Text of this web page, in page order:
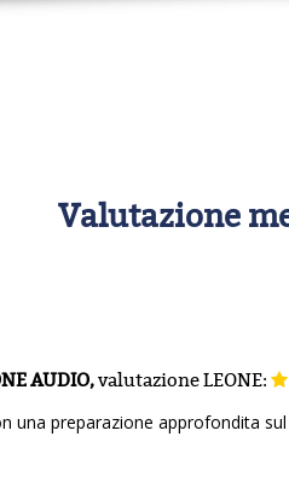
Valutazione
AUDIO,valutazioneLEONE:
una preparazione approfondita